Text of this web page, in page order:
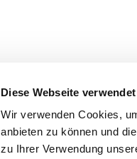
Diese Webseite
Wir verwenden Cookies,
anbieten zu können und
zu Ihrer Verwendung